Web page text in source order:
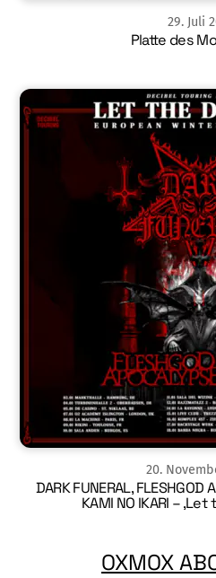
29. Juli
Platte des
20.
DARK FUNERAL, FLESHGOD
KAMI NO IKARI –
OXMOX